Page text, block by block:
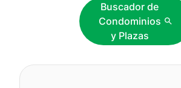
Buscador de
Condominios
y Plazas